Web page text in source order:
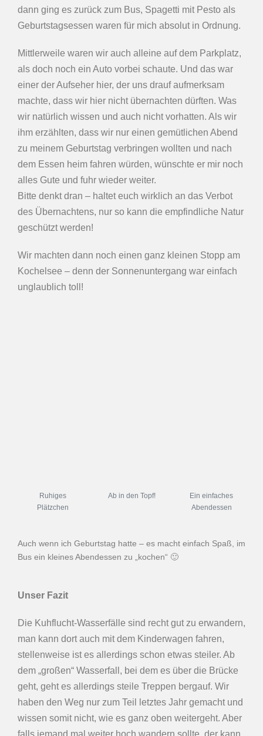
dann ging es zurück zum Bus, Spagetti mit Pesto als
Geburtstagsessen waren für mich absolut in Ordnung.
Mittlerweile waren wir auch alleine auf dem Parkplatz,
als doch noch ein Auto vorbei schaute. Und das war
einer der Aufseher hier, der uns drauf aufmerksam
machte, dass wir hier nicht übernachten dürften. Was
wir natürlich wissen und auch nicht vorhatten. Als wir
ihm erzählten, dass wir nur einen gemütlichen Abend
zu meinem Geburtstag verbringen wollten und nach
dem Essen heim fahren würden, wünschte er mir noch
alles Gute und fuhr wieder weiter.
Bitte denkt dran – haltet euch wirklich an das Verbot
des Übernachtens, nur so kann die empfindliche Natur
geschützt werden!
Wir machten dann noch einen ganz kleinen Stopp am
Kochelsee – denn der Sonnenuntergang war einfach
unglaublich toll!
Ruhiges
Plätzchen
Ab in den Topf!
Ein einfaches
Abendessen
Auch wenn ich Geburtstag hatte – es macht einfach Spaß, im
Bus ein kleines Abendessen zu „kochen“ 🙂
Unser Fazit
Die Kuhflucht-Wasserfälle sind recht gut zu erwandern,
man kann dort auch mit dem Kinderwagen fahren,
stellenweise ist es allerdings schon etwas steiler. Ab
dem „großen“ Wasserfall, bei dem es über die Brücke
geht, geht es allerdings steile Treppen bergauf. Wir
haben den Weg nur zum Teil letztes Jahr gemacht und
wissen somit nicht, wie es ganz oben weitergeht. Aber
falls jemand mal weiter hoch wandern sollte, der kann